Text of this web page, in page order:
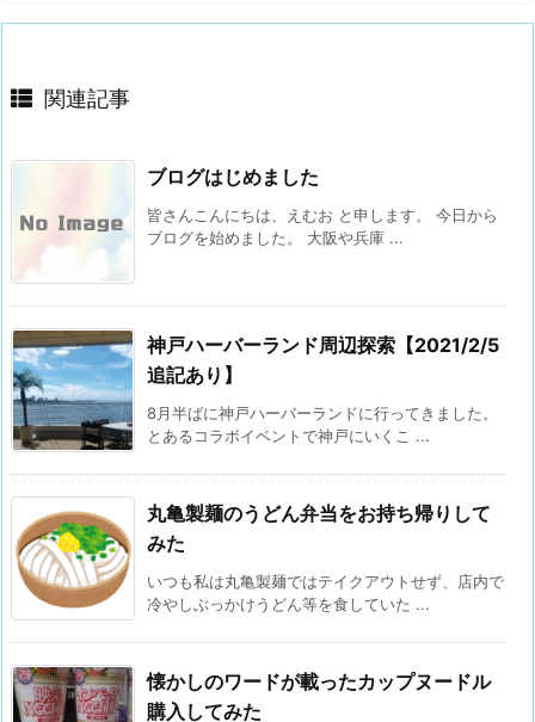
関連記事
ブログはじめました
皆さんこんにちは、えむお と申します。 今日から
ブログを始めました。 大阪や兵庫 ...
神戸ハーバーランド周辺探索【2021/2/5
追記あり】
8月半ばに神戸ハーバーランドに行ってきました。
とあるコラボイベントで神戸にいくこ ...
丸亀製麺のうどん弁当をお持ち帰りして
みた
いつも私は丸亀製麺ではテイクアウトせず、店内で
冷やしぶっかけうどん等を食していた ...
懐かしのワードが載ったカップヌードル
購入してみた